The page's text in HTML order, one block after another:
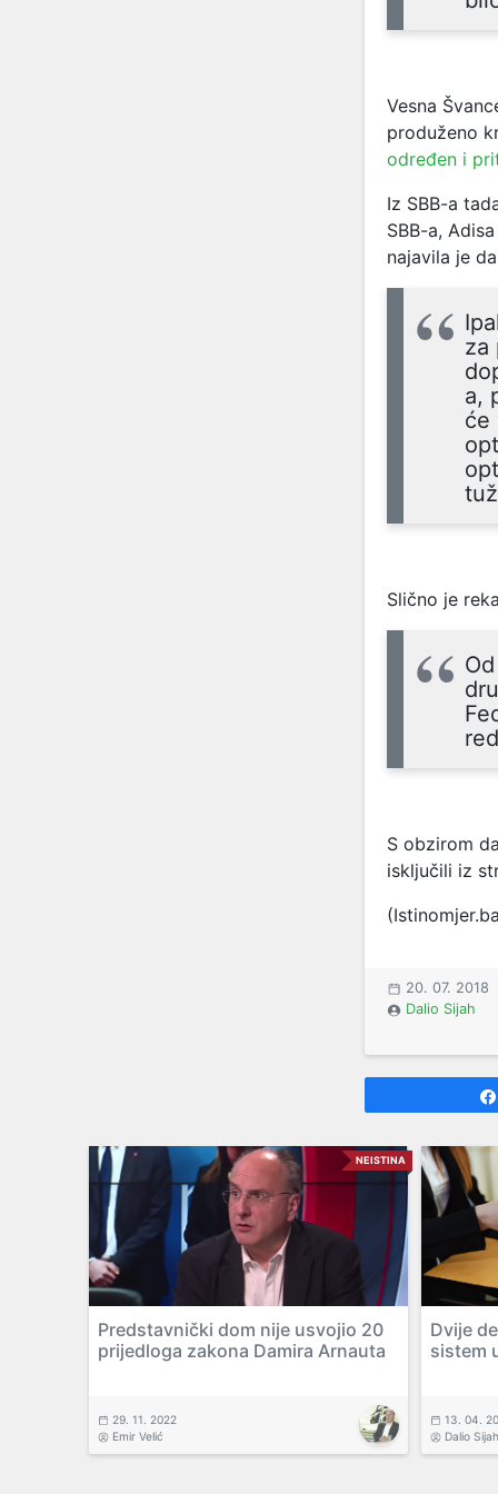
Vesna
produženo
određen i
Iz SBB-a
SBB-a,
najavila je
za
a,
će
Slično je
S obzirom
isključili iz
20. 07. 2018
Dalio Sijah
NEISTINA
Predstavnički dom nije usvojio 20
prijedloga zakona Damira Arnauta
29. 11. 2022
Emir Velić
Dvije
sistem
13. 04.
Dalio